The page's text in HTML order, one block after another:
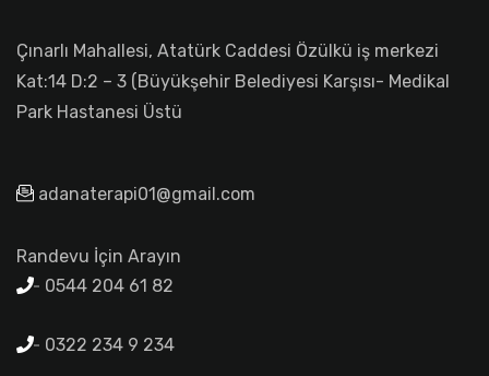
Çınarlı Mahallesi, Atatürk Caddesi Özülkü iş merkezi
Kat:14 D:2 – 3 (Büyükşehir Belediyesi Karşısı- Medikal
Park Hastanesi Üstü
adanaterapi01@gmail.com
Randevu İçin Arayın
0544 204 61 82
0322 234 9 234